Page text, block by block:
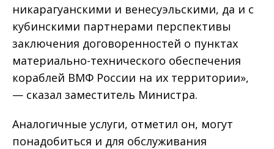
никарагуанскими и венесуэльскими, да и с
кубинскими партнерами перспективы
заключения договоренностей о пунктах
материально-технического обеспечения
кораблей ВМФ России на их территории»,
— сказал заместитель Министра.
Аналогичные услуги, отметил он, могут
понадобиться и для обслуживания